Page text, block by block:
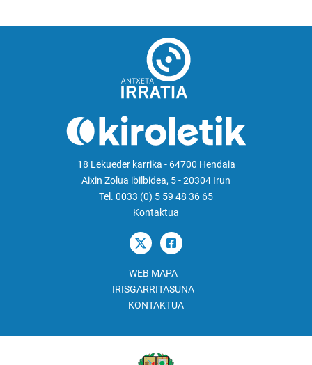
18 Lekueder karrika - 64700 Hendaia
Aixin Zolua ibilbidea, 5 - 20304 Irun
Tel. 0033 (0) 5 59 48 36 65
Kontaktua
WEB MAPA
IRISGARRITASUNA
KONTAKTUA